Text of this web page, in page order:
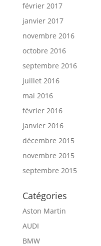
février 2017
janvier 2017
novembre 2016
octobre 2016
septembre 2016
juillet 2016
mai 2016
février 2016
janvier 2016
décembre 2015
novembre 2015
septembre 2015
Catégories
Aston Martin
AUDI
BMW